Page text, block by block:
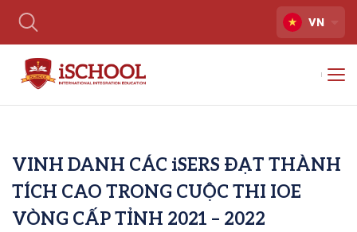
VN
VINH DANH CÁC iSERS ĐẠT THÀNH
TÍCH CAO TRONG CUỘC THI IOE
VÒNG CẤP TỈNH 2021 – 2022